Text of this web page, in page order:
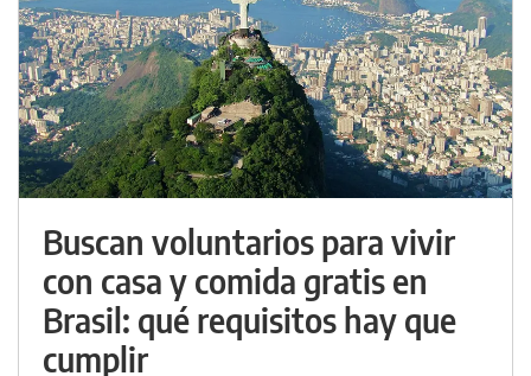
Buscan voluntarios para vivir
con casa y comida gratis en
Brasil: qué requisitos hay que
cumplir